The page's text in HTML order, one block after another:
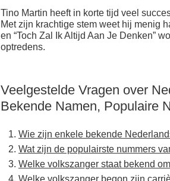
Tino Martin heeft in korte tijd veel
Met zijn krachtige stem weet hij menig
en “Toch Zal Ik Altijd Aan Je Denken”
optredens.
Veelgestelde Vragen over
Bekende Namen, Populaire
Wie zijn enkele bekende
Wat zijn de populairste nummers
Welke volkszanger staat bekend